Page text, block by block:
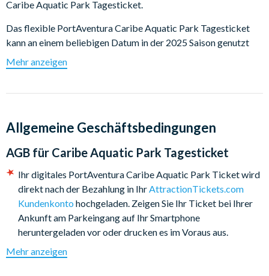
Caribe Aquatic Park Tagesticket.
Das flexible PortAventura Caribe Aquatic Park Tagesticket
kann an einem beliebigen Datum in der 2025 Saison genutzt
werden - Sie sind nicht an das bei der Buchung gewählte Datum
gebunden, sollten Sie Ihr PortAventura Caribe Aquatic Park
beeindruckendeKing Khajuna stürzen. Mit einer Höhe von
31 Metern ist dies Europas höchste Wasserrutsche mit
freiem Fall und erreicht Geschwindigkeiten von 6 Metern
Nehmen Sie die Herausforderung desCiclón Tropical
an. Die neueste Rutsche des PortAventura Caribe Aquatic
Park erstreckt sich über mehr als 100 Meter.
Die aufregenden Rutschen vonMambo Limbo
perfekte Kombination aus Adrenalin und Spaß!
Suchen Sie nach Geschwindigkeit? Fordern Sie Ihre Familie
Mehr anzeigen
Allgemeine Geschäftsbedingungen
AGB für Caribe Aquatic Park Tagesticket
Ihr digitales PortAventura Caribe Aquatic Park Ticket wird
direkt nach der Bezahlung in Ihr AttractionTickets.com
Kundenkonto hochgeladen. Zeigen Sie Ihr Ticket bei Ihrer
Ankunft am Parkeingang auf Ihr Smartphone
heruntergeladen vor oder drucken es im Voraus aus.
PortAventura Caribe Aquatic Park öffnet in der Regel um
10:30 Uhr. Informieren Sie sich vor Ihrem Besuch über die
Mehr anzeigen